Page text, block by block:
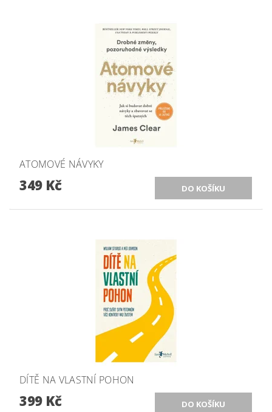
ATOMOVÉ NÁVYKY
349 Kč
DÍTĚ NA VLASTNÍ POHON
399 Kč